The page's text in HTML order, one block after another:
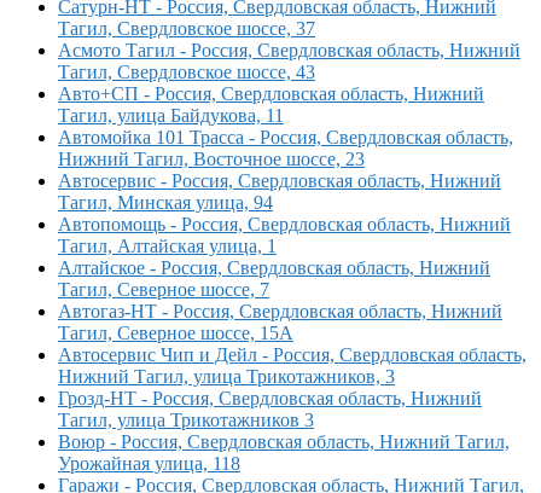
Сатурн-НТ - Россия, Свердловская область, Нижний
Тагил, Свердловское шоссе, 37
Асмото Тагил - Россия, Свердловская область, Нижний
Тагил, Свердловское шоссе, 43
Авто+СП - Россия, Свердловская область, Нижний
Тагил, улица Байдукова, 11
Автомойка 101 Трасса - Россия, Свердловская область,
Нижний Тагил, Восточное шоссе, 23
Автосервис - Россия, Свердловская область, Нижний
Тагил, Минская улица, 94
Автопомощь - Россия, Свердловская область, Нижний
Тагил, Алтайская улица, 1
Алтайское - Россия, Свердловская область, Нижний
Тагил, Северное шоссе, 7
Автогаз-НТ - Россия, Свердловская область, Нижний
Тагил, Северное шоссе, 15А
Автосервис Чип и Дейл - Россия, Свердловская область,
Нижний Тагил, улица Трикотажников, 3
Грозд-НТ - Россия, Свердловская область, Нижний
Тагил, улица Трикотажников 3
Воюр - Россия, Свердловская область, Нижний Тагил,
Урожайная улица, 118
Гаражи - Россия, Свердловская область, Нижний Тагил,